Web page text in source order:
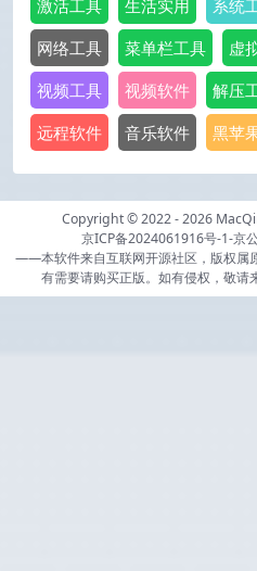
激活工具
生活实用 系统
网络工具
菜单栏工具 虚
视频工具
视频软件 解压
远程软件
音乐软件 黑苹
Copyright © 2022 - 2026
京ICP备2024061916号-1-京
——本软件来自互联网开源社区，版权属
有需要请购买正版。如有侵权，敬